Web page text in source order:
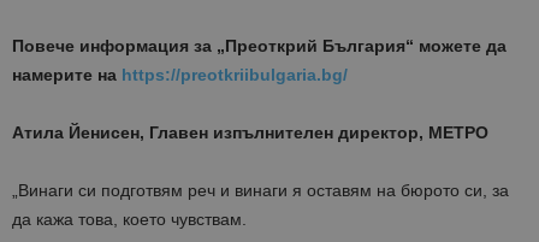
Повече информация за „Преоткрий България“ можете да
намерите на https://preotkriibulgaria.bg/
Атила Йенисен, Главен изпълнителен директор, МЕТРО
„Винаги си подготвям реч и винаги я оставям на бюрото си, за
да кажа това, което чувствам.